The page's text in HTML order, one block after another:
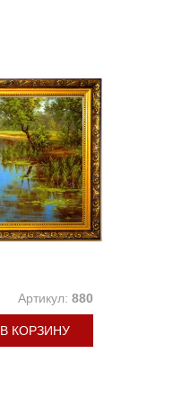
Артикул: 880
В КОРЗИНУ